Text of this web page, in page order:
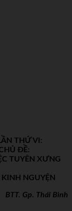
THỨ VI:
ĐỀ:
TUYÊN XƯNG
NGUYỆN
BTT. Gp. Thái Bình